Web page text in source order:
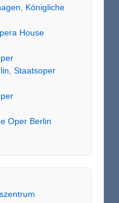
Königliche
House
Staatsoper
Oper Berlin